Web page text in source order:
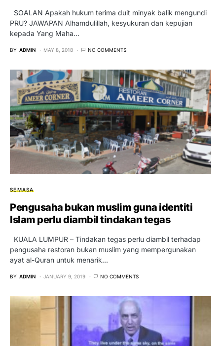
SOALAN Apakah hukum terima duit minyak balik mengundi
PRU? JAWAPAN Alhamdulillah, kesyukuran dan kepujian
kepada Yang Maha…
BY ADMIN MAY 8, 2018 NO COMMENTS
SEMASA
Pengusaha bukan muslim guna identiti
Islam perlu diambil tindakan tegas
KUALA LUMPUR – Tindakan tegas perlu diambil terhadap
pengusaha restoran bukan muslim yang mempergunakan
ayat al-Quran untuk menarik…
BY ADMIN JANUARY 9, 2019 NO COMMENTS